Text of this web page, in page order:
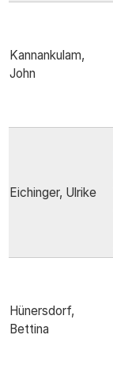
Kannankulam,
John
Eichinger, Ulrike
Hünersdorf,
Bettina